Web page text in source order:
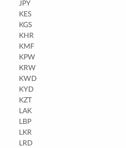
JPY
KES
KGS
KHR
KMF
KPW
KRW
KWD
KYD
KZT
LAK
LBP
LKR
LRD